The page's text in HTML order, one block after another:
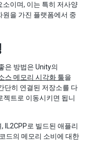
이며, 이는 특히 저사양
원을 가진 플랫폼에서 중
은 방법은 Unity의
스 메모리 시각화 툴을
단히 연결된 저장소를 다
젝트로 이동시키면 됩니
IL2CPP로 빌드된 애플리
드의 메모리 소비에 대한